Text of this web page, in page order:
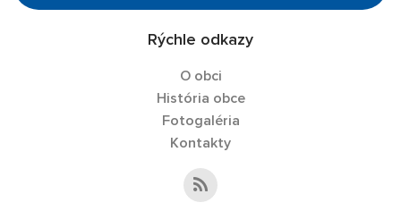
Rýchle odkazy
O obci
História obce
Fotogaléria
Kontakty